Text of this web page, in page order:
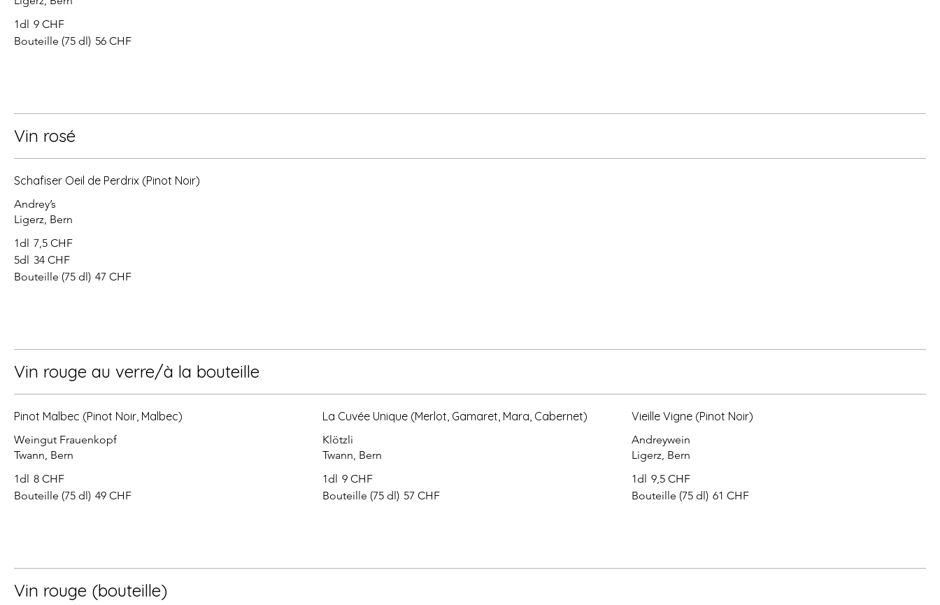
1dl 9 CHF
Bouteille (75 dl) 56 CHF
Vin rosé
Schafiser Oeil de Perdrix (Pinot Noir)
Andrey’s
Ligerz, Bern
1dl 7,5 CHF
5dl 34 CHF
Bouteille (75 dl) 47 CHF
Vin rouge au verre/à la bouteille
Pinot Malbec (Pinot Noir, Malbec)
Weingut Frauenkopf
Twann, Bern
1dl 8 CHF
Bouteille (75 dl) 49 CHF
La Cuvée Unique (Merlot, Gamaret, Mara, Cabernet)
Klötzli
Twann, Bern
1dl 9 CHF
Bouteille (75 dl) 57 CHF
Vieille Vigne (Pinot Noir)
Andreywein
Ligerz, Bern
1dl 9,5 CHF
Bouteille (75 dl) 61 CHF
Vin rouge (bouteille)